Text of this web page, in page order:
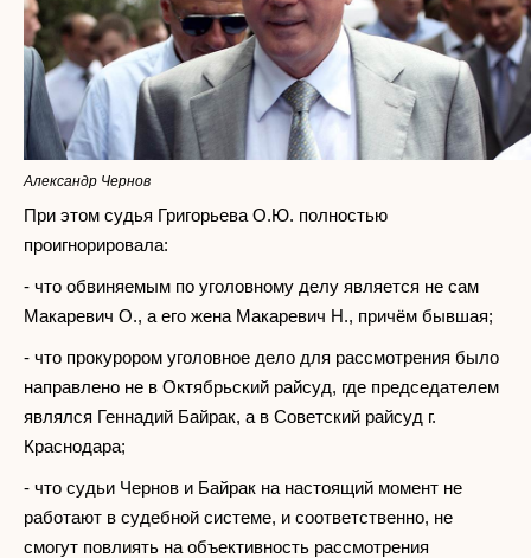
Александр Чернов
При этом судья Григорьева О.Ю. полностью
проигнорировала:
- что обвиняемым по уголовному делу является не сам
Макаревич О., а его жена Макаревич Н., причём бывшая;
- что прокурором уголовное дело для рассмотрения было
направлено не в Октябрьский райсуд, где председателем
являлся Геннадий Байрак, а в Советский райсуд г.
Краснодара;
- что судьи Чернов и Байрак на настоящий момент не
работают в судебной системе, и соответственно, не
смогут повлиять на объективность рассмотрения